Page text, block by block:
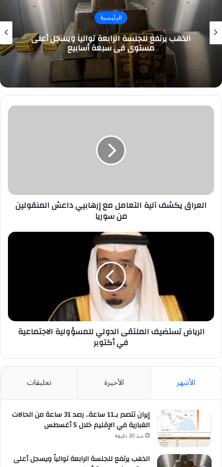
الرئيسية
الذهب يرتفع للجلسة الرابعة توالياً ويسجل أعلى
مستوى في سبعة أسابيع
العراق
من
سوريا
العراق يكشف آلية التعامل مع إرهابيي داعش المنقولين
من سوريا
الرياض
الرياض تستضيف الملتقى الدولي للمسؤولية الاجتماعية
في أكتوبر
الأشهر الأخيرة تعليقات
إيران تتصدر بـ11 ساعة.. رصد 31 ساعة من الحالات
الغبارية في الإقليم خلال 5 أغسطس
منذ 30 دقيقة
الذهب يرتفع للجلسة الرابعة توالياً ويسجل أعلى